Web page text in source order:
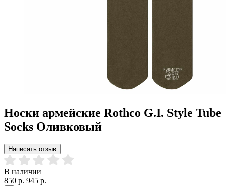
Носки армейские Rothco G.I. Style Tube
Socks Оливковый
Написать отзыв
В наличии
850 р. 945 р.